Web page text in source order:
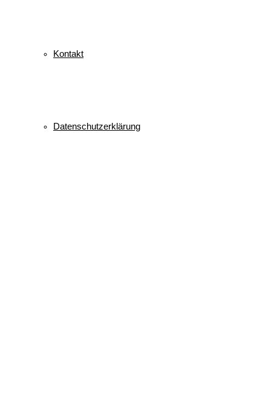
Kontakt
Datenschutzerklärung